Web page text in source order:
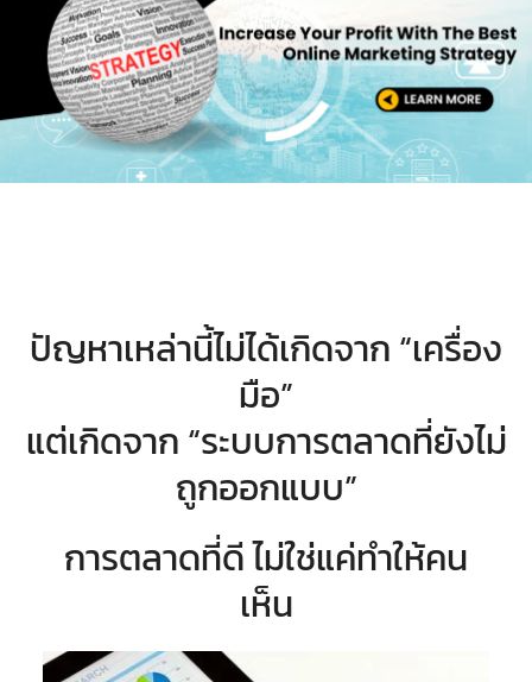
ปัญหาเหล่านี้ไม่ได้เกิดจาก “เครื่อง
มือ”
แต่เกิดจาก “ระบบการตลาดที่ยังไม่
ถูกออกแบบ”
การตลาดที่ดี ไม่ใช่แค่ทำให้คน
เห็น